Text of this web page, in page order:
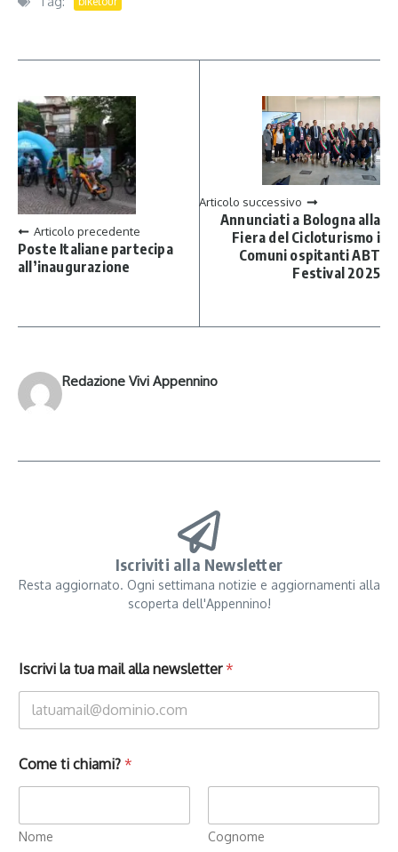
Articolo precedente
Poste Italiane partecipa
all’inaugurazione
Articolo successivo
Annunciati a Bologna alla
Fiera del Cicloturismo i
Comuni ospitanti ABT
Festival 2025
Redazione Vivi Appennino
Iscriviti alla Newsletter
Resta aggiornato. Ogni settimana notizie e aggiornamenti alla
scoperta dell'Appennino!
Iscrivi la tua mail alla newsletter*
Come ti chiami? *
Nome Cognome